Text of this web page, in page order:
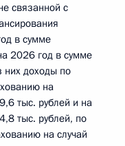
связанной с
в сумме
2026 год в сумме
доходы по
на
тыс. рублей и на
тыс. рублей, по
на случай